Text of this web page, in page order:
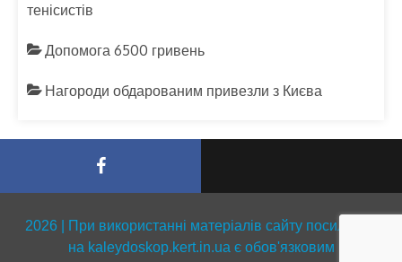
тенісистів
Допомога 6500 гривень
Нагороди обдарованим привезли з Києва
2026 | При використанні матеріалів сайту посилання
на kaleydoskop.kert.in.ua є обов'язковим